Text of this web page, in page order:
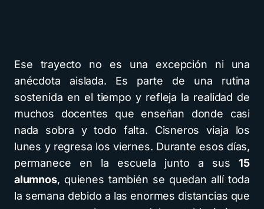
Ese trayecto no es una excepción ni una
anécdota aislada. Es parte de una rutina
sostenida en el tiempo y refleja la realidad de
muchos docentes que enseñan donde casi
nada sobra y todo falta. Cisneros viaja los
lunes y regresa los viernes. Durante esos días,
permanece en la escuela junto a sus15
alumnos, quienes también se quedan allí toda
la semana debido a las enormes distancias que